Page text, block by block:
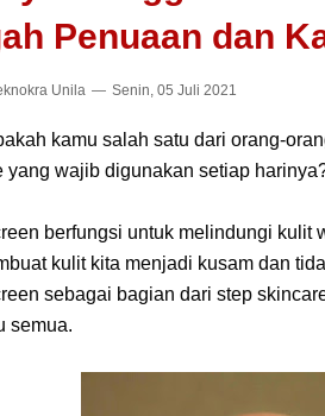
Penuaan dan
Unila Senin, 05 Juli 2021
kamu salah satu dari orang-
yang wajib digunakan setiap
berfungsi untuk melindungi kulit
kulit kita menjadi kusam dan
sebagai bagian dari step
semua.